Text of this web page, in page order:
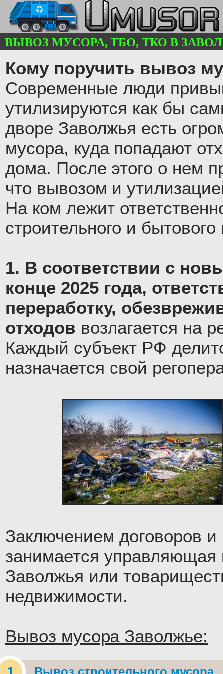
ВЫВОЗ МУСОРА, ТБО, ТКО В
Кому поручить вывоз
Современные люди
утилизируются как бы
дворе Заволжья есть
мусора, куда попадают
дома. После этого о нем
что вывозом и
На ком лежит
строительного и
1. В соответствии с
конце 2025 года,
переработку,
отходов возлагается на
Каждый субъект РФ
назначается свой
Заключением договоров
занимается
Заволжья или
недвижимости.
Вывоз мусора Заволжье:
Вывоз строительного мусора